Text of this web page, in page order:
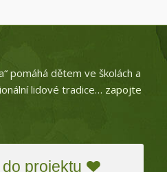
pomáhá dětem ve školách a
lidové tradice… zapojte
projektu